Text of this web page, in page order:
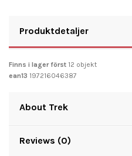
Produktdetaljer
Finns i lager först 12 objekt
ean13 197216046387
About Trek
Reviews (0)